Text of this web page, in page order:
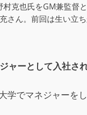
克也氏をGM兼監督
さん。前回は生い立
ーとして入社さ
学でマネジャーを